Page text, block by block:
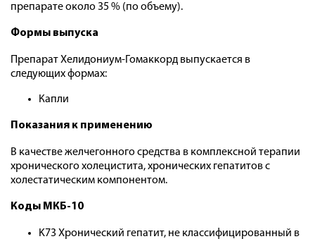
препарате около 35 % (по объему).
Формы выпуска
Препарат Хелидониум-Гомаккорд выпускается в
следующих формах:
Капли
Показания к применению
В качестве желчегонного средства в комплексной терапии
хронического холецистита, хронических гепатитов с
холестатическим компонентом.
Коды МКБ-10
K73 Хронический гепатит, не классифицированный в